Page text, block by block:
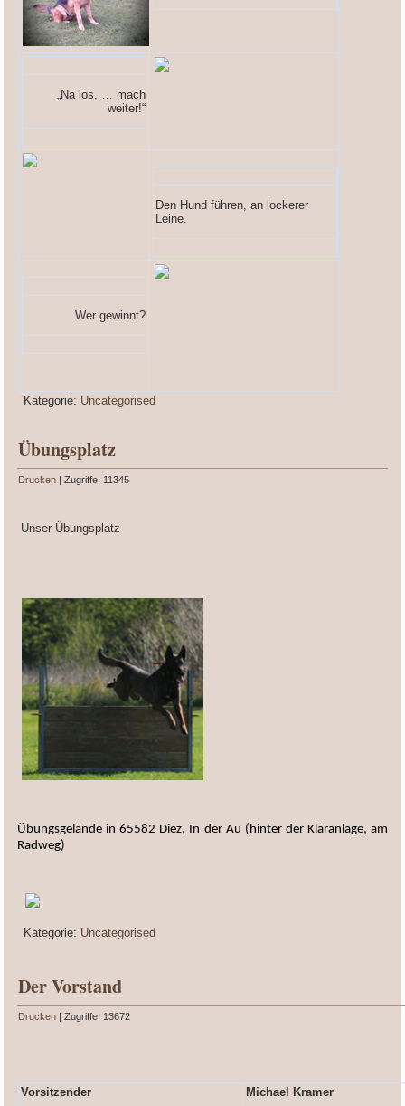
„Na los, … mach
weiter!“
Den Hund führen, an lockerer
Leine.
Wer gewinnt?
Kategorie: Uncategorised
Übungsplatz
Drucken | Zugriffe: 11345
Unser Übungsplatz
Übungsgelände in 65582 Diez, In der Au (hinter der Kläranlage, am
Radweg)
Kategorie: Uncategorised
Der Vorstand
Drucken | Zugriffe: 13672
Vorsitzender Michael Kramer